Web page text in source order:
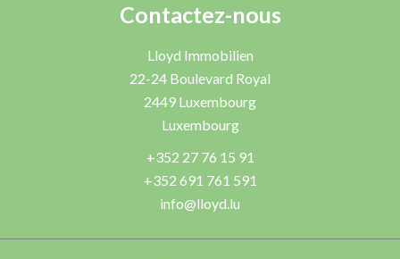
Contactez-nous
Lloyd Immobilien
22-24 Boulevard Royal
2449 Luxembourg
Luxembourg
+352 27 76 15 91
+352 691 761 591
info@lloyd.lu